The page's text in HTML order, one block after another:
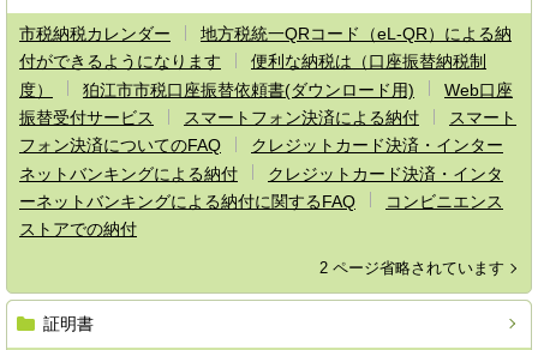
市税納税カレンダー
地方税統一QRコード（eL-QR）による納
付ができるようになります
便利な納税は（口座振替納税制
度）
狛江市市税口座振替依頼書(ダウンロード用)
Web口座
振替受付サービス
スマートフォン決済による納付
スマート
フォン決済についてのFAQ
クレジットカード決済・インター
ネットバンキングによる納付
クレジットカード決済・インタ
ーネットバンキングによる納付に関するFAQ
コンビニエンス
ストアでの納付
2 ページ省略されています
証明書